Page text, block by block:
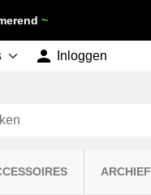
~
 Inloggen
ARCHIEF